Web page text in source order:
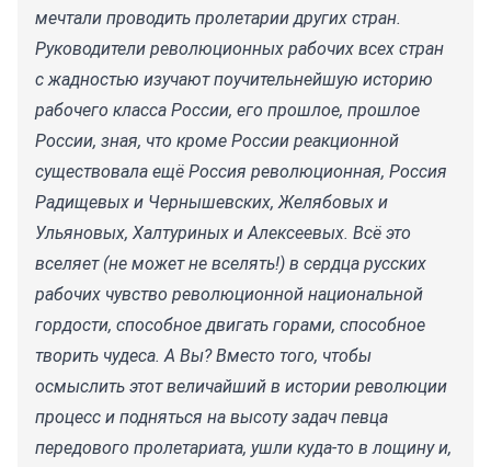
мечтали проводить пролетарии других стран.
Руководители революционных рабочих всех стран
с жадностью изучают поучительнейшую историю
рабочего класса России, его прошлое, прошлое
России, зная, что кроме России реакционной
существовала ещё Россия революционная, Россия
Радищевых и Чернышевских, Желябовых и
Ульяновых, Халтуриных и Алексеевых. Всё это
вселяет (не может не вселять!) в сердца русских
рабочих чувство революционной национальной
гордости, способное двигать горами, способное
творить чудеса. А Вы? Вместо того, чтобы
осмыслить этот величайший в истории революции
процесс и подняться на высоту задач певца
передового пролетариата, ушли куда-то в лощину и,